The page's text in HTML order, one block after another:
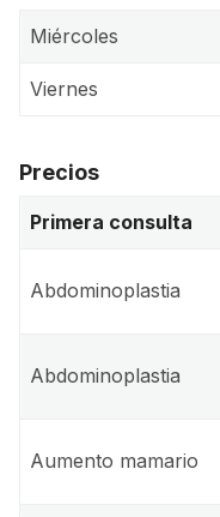
Miércoles
Viernes
Precios
Primera consulta
Abdominoplastia
Abdominoplastia
Aumento mamario